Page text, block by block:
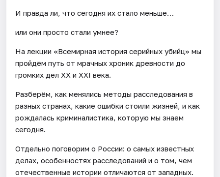
И правда ли, что сегодня их стало меньше…
или они просто стали умнее?
На лекции «Всемирная история серийных убийц» мы
пройдём путь от мрачных хроник древности до
громких дел XX и XXI века.
Разберём, как менялись методы расследования в
разных странах, какие ошибки стоили жизней, и как
рождалась криминалистика, которую мы знаем
сегодня.
Отдельно поговорим о России: о самых известных
делах, особенностях расследований и о том, чем
отечественные истории отличаются от западных.